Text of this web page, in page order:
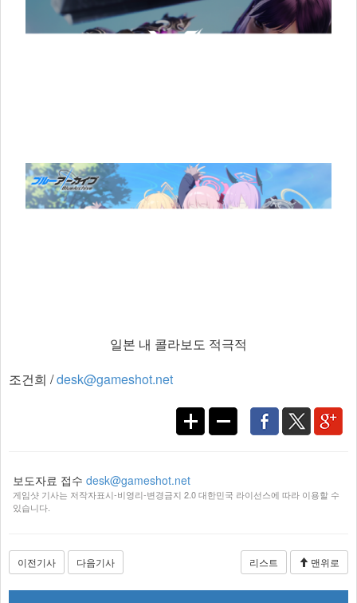
일본 내 콜라보도 적극적
조건희 /desk@gameshot.net
보도자료 접수 desk@gameshot.net
게임샷 기사는 저작자표시-비영리-변경금지 2.0 대한민국 라이선스에 따라 이용할 수
있습니다.
이전기사 다음기사 리스트 맨위로